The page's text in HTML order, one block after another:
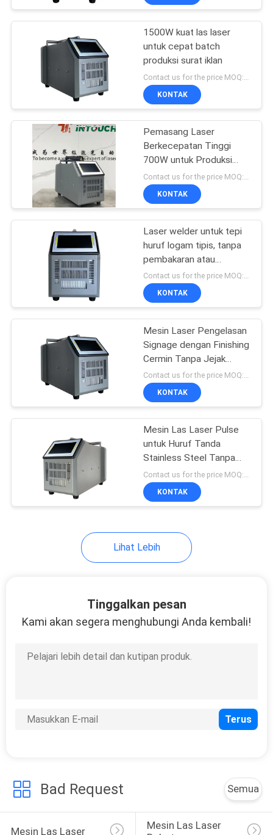
Mesin Las Laser
YAG
Mesin Laser Baterai
Mesin Laser
Perangkat Keras
Mesin Laser Industri
lainnya
1500W kuat las laser
untuk cepat batch
produksi surat iklan
KONTAK
Pemasang Laser
Berkecepatan Tinggi
700W untuk Produksi
Sinyal Baja Rostless
Besar
KONTAK
Laser welder untuk tepi
huruf logam tipis, tanpa
pembakaran atau
deformasi
Contact us for the price MOQ:1 SET
KONTAK
Mesin Laser Pengelasan
Signage dengan Finishing
Cermin Tanpa Jejak
Belakang
Contact us for the price MOQ:1 SET
KONTAK
Mesin Las Laser Pulse
untuk Huruf Tanda
Stainless Steel Tanpa
Celah
KONTAK
Lihat Lebih
Tinggalkan pesan
Kami akan segera menghubungi Anda kembali!
Bad Request Semua
Mesin Las Laser
Mesin Las Laser